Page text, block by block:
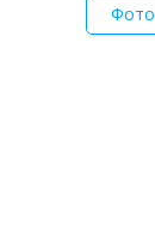
Фото